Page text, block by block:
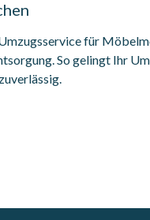
für
So gelingt Ihr